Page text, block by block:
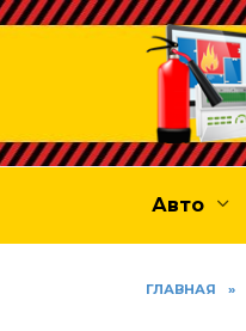
Перейти
Авто
ГЛАВНАЯ »